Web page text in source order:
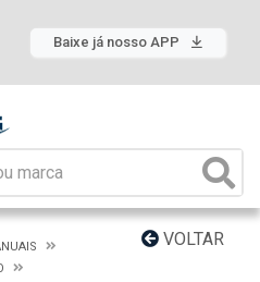
Baixe já nosso APP
VOLTAR